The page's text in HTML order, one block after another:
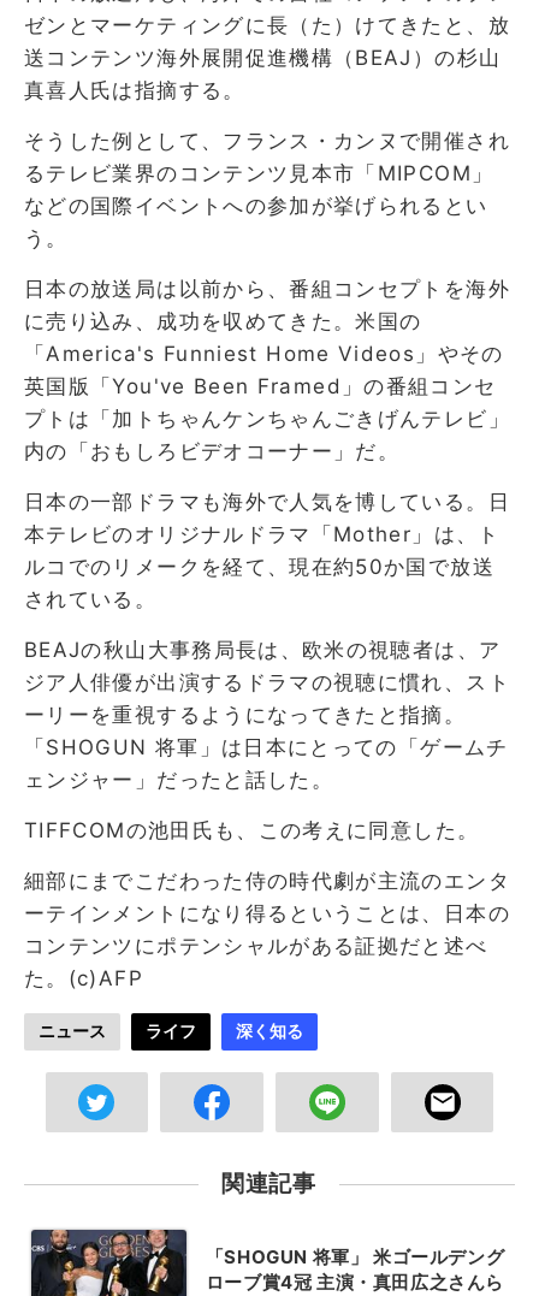
ゼンとマーケティングに長（た）けてきたと、放
送コンテンツ海外展開促進機構（BEAJ）の杉山
真喜人氏は指摘する。
そうした例として、フランス・カンヌで開催され
るテレビ業界のコンテンツ見本市「MIPCOM」
などの国際イベントへの参加が挙げられるとい
う。
日本の放送局は以前から、番組コンセプトを海外
に売り込み、成功を収めてきた。米国の
「America's Funniest Home Videos」やその
英国版「You've Been Framed」の番組コンセ
プトは「加トちゃんケンちゃんごきげんテレビ」
内の「おもしろビデオコーナー」だ。
日本の一部ドラマも海外で人気を博している。日
本テレビのオリジナルドラマ「Mother」は、ト
ルコでのリメークを経て、現在約50か国で放送
されている。
BEAJの秋山大事務局長は、欧米の視聴者は、ア
ジア人俳優が出演するドラマの視聴に慣れ、スト
ーリーを重視するようになってきたと指摘。
「SHOGUN 将軍」は日本にとっての「ゲームチ
ェンジャー」だったと話した。
TIFFCOMの池田氏も、この考えに同意した。
細部にまでこだわった侍の時代劇が主流のエンタ
ーテインメントになり得るということは、日本の
コンテンツにポテンシャルがある証拠だと述べ
た。(c)AFP
ニュース ライフ 深く知る
関連記事
「SHOGUN 将軍」 米ゴールデング
ローブ賞4冠 主演・真田広之さんら